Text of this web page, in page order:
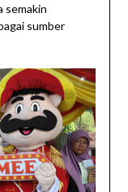
semakin
sumber